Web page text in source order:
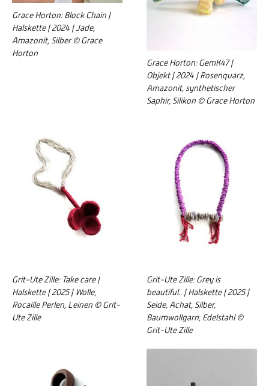
Grace Horton: Block Chain |
Halskette | 2024 | Jade,
Amazonit, Silber © Grace
Horton
Grace Horton: GemK47 |
Objekt | 2024 | Rosenquarz,
Amazonit, synthetischer
Saphir, Silikon © Grace Horton
Grit-Ute Zille: Take care |
Halskette | 2025 | Wolle,
Rocaille Perlen, Leinen © Grit-
Ute Zille
Grit-Ute Zille: Grey is
beautiful.. | Halskette | 2025 |
Seide, Achat, Silber,
Baumwollgarn, Edelstahl ©
Grit-Ute Zille